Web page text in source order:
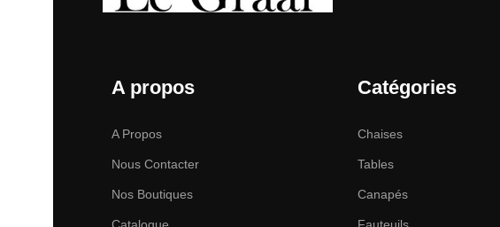
A propos
A Propos
Nous Contacter
Nos Boutiques
Catalogue
Catégories
Chaises
Tables
Canapés
Fauteuils